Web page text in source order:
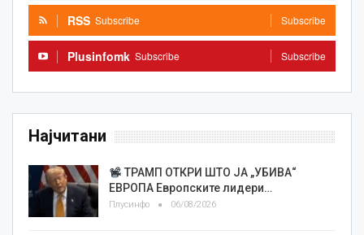
RSS Subscribe Subscribe
Plusinfomk Subscribe Subscribe
Најчитани
ТРАМП ОТКРИ ШТО ЈА „УБИВА“
ЕВРОПА Европските лидери…
Плусинфо 06/08/2026